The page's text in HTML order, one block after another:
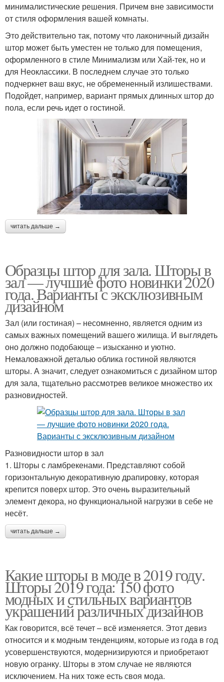
минималистические решения. Причем вне зависимости
от стиля оформления вашей комнаты.
Это действительно так, потому что лаконичный дизайн
штор может быть уместен не только для помещения,
оформленного в стиле Минимализм или Хай-тек, но и
для Неоклассики. В последнем случае это только
подчеркнет ваш вкус, не обремененный излишествами.
Подойдет, например, вариант прямых длинных штор до
пола, если речь идет о гостиной.
читать дальше →
Образцы штор для зала. Шторы в
зал — лучшие фото новинки 2020
года. Варианты с эксклюзивным
дизайном
Зал (или гостиная) – несомненно, является одним из
самых важных помещений вашего жилища. И выглядеть
оно должно подобающе – изысканно и уютно.
Немаловажной деталью облика гостиной являются
шторы. А значит, следует ознакомиться с дизайном штор
для зала, тщательно рассмотрев великое множество их
разновидностей.
Разновидности штор в зал
1. Шторы с ламбрекенами. Представляют собой
горизонтальную декоративную драпировку, которая
крепится поверх штор. Это очень выразительный
элемент декора, но функциональной нагрузки в себе не
несёт.
читать дальше →
Какие шторы в моде в 2019 году.
Шторы 2019 года: 150 фото
модных и стильных вариантов
украшений различных дизайнов
Как говорится, всё течет – всё изменяется. Этот девиз
относится и к модным тенденциям, которые из года в год
усовершенствуются, модернизируются и приобретают
новую огранку. Шторы в этом случае не являются
исключением. На них тоже есть своя мода.